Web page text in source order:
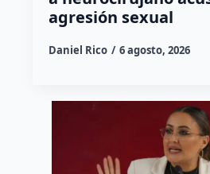
agresión sexual
Daniel Rico 6 agosto, 2026